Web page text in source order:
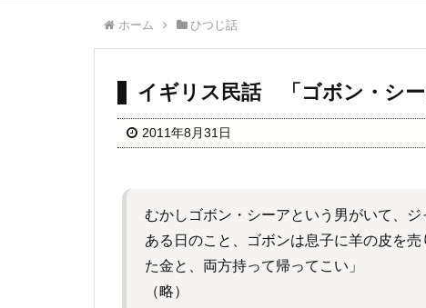
ホーム ひつじ話
イギリス民話 「ゴボン・シー
2011年8月31日
むかしゴボン・シーアという男がいて、ジ
ある日のこと、ゴボンは息子に羊の皮を
た金と、両方持って帰ってこい」
（略）